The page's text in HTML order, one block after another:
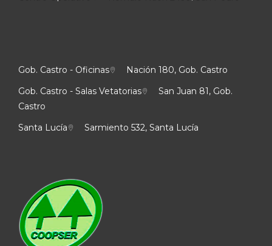
Gob. Castro - Oficinas
Nación 180, Gob. Castro
Gob. Castro - Salas Vetatorias
San Juan 81, Gob.
Castro
Santa Lucía
Sarmiento 532, Santa Lucía